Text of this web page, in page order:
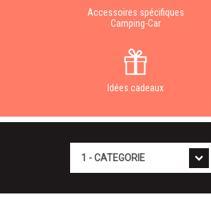
Accessoires spécifiques
Camping-Car
Idées cadeaux